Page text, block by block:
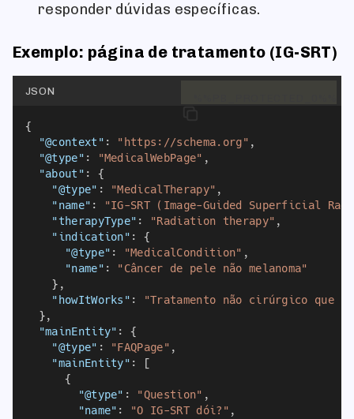
responder dúvidas específicas.
Exemplo: página de tratamento (IG-SRT)
JSON
{
"@context" : "https://schema.org" ,
"@type" : "MedicalWebPage" ,
"about" : {
"@type" : "MedicalTherapy" ,
"name" :
"IG-SRT (Image-Guided Superficial
"therapyType" : "Radiation therapy" ,
"indication" : {
"@type" : "MedicalCondition" ,
"name" : "Câncer de pele não melanoma"
    },
"howItWorks" :
"Tratamento não cirúrgico que
  },
"mainEntity" : {
"@type" : "FAQPage" ,
"mainEntity" : [
      {
"@type" : "Question" ,
"name" : "O IG-SRT dói?" ,